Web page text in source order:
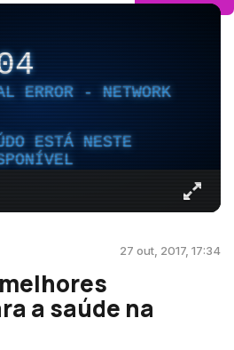
ERROR - NETWORK
ESTÁ NESTE
27 out, 2017, 17:34
a saúde na